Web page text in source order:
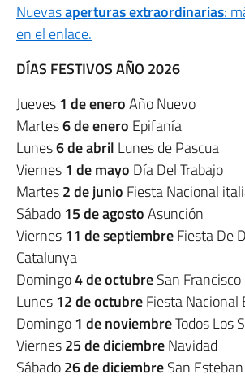
Nuevasaperturas extraordinarias:
en el enlace.
DÍAS FESTIVOS AÑO 2026
Jueves1 de eneroAño Nuevo
Martes6 de enero Epifanía
Lunes6 de abril Lunes de Pascua
Viernes1 de mayo Día Del Trabajo
Martes2 de junio Fiesta Nacional
Sábado15 de agostoAsunción
Viernes11 de septiembreFiesta De
Catalunya
Domingo4 de octubreSan
Lunes12 de octubreFiesta Nacional
Domingo1 de noviembreTodos Los
Viernes25 de diciembreNavidad
Sábado26 de diciembreSan Esteban